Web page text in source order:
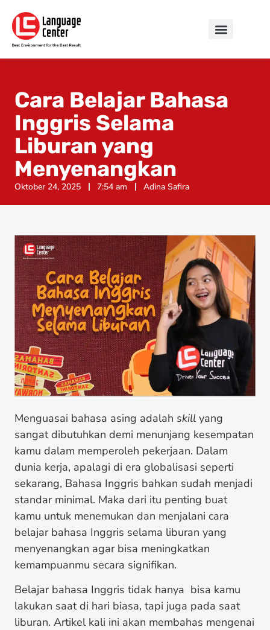
Cara Belajar Bahasa
Inggris Selama
Liburan yang
Menyenangkan
Oktober 24, 2025 7:54 am Adina Safira
Menguasai bahasa asing adalah skill yang
sangat dibutuhkan demi menunjang kesempatan
kamu dalam memperoleh pekerjaan. Dalam
dunia kerja, apalagi di era globalisasi seperti
sekarang, Bahasa Inggris bahkan sudah menjadi
standar minimal. Maka dari itu penting buat
kamu untuk menemukan dan menjalani cara
belajar bahasa Inggris selama liburan yang
menyenangkan agar bisa meningkatkan
kemampuanmu secara signifikan.
Belajar bahasa Inggris tidak hanya bisa kamu
lakukan saat di hari biasa, tapi juga pada saat
liburan. Artikel kali ini akan membahas mengenai